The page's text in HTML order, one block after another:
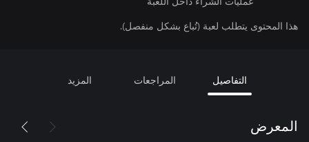
هذا المحتوى يتطلب لعبة (تُباع بشكل منفصل).
التفاصيل المراجعات المزيد
المعرض